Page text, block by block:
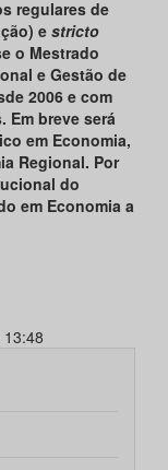
regulares de
e stricto
o Mestrado
e Gestão de
2006 e com
Em breve será
em Economia,
Regional. Por
do
em Economia a